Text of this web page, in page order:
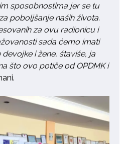
sposobnostima jer se tu
poboljšanje naših života.
za ovu radionicu i
sada ćemo imati
i žene, štaviše, ja
što ovo potiče od OPDMK i
.